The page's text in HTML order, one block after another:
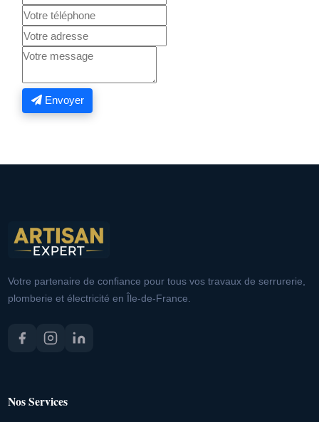
Envoyer
Votre partenaire de confiance pour tous vos travaux de serrurerie,
plomberie et électricité en Île-de-France.
Nos Services